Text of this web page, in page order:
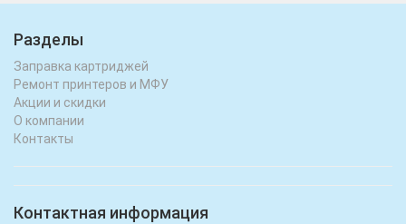
Разделы
Заправка картриджей
Ремонт принтеров и МФУ
Акции и скидки
О компании
Контакты
Контактная информация